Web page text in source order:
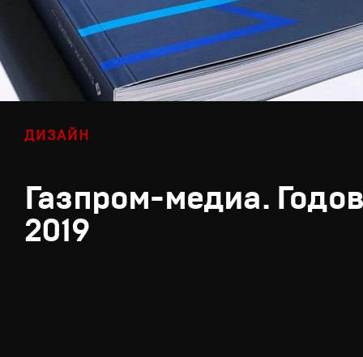
ДИЗАЙН
Газпром-медиа.
2019